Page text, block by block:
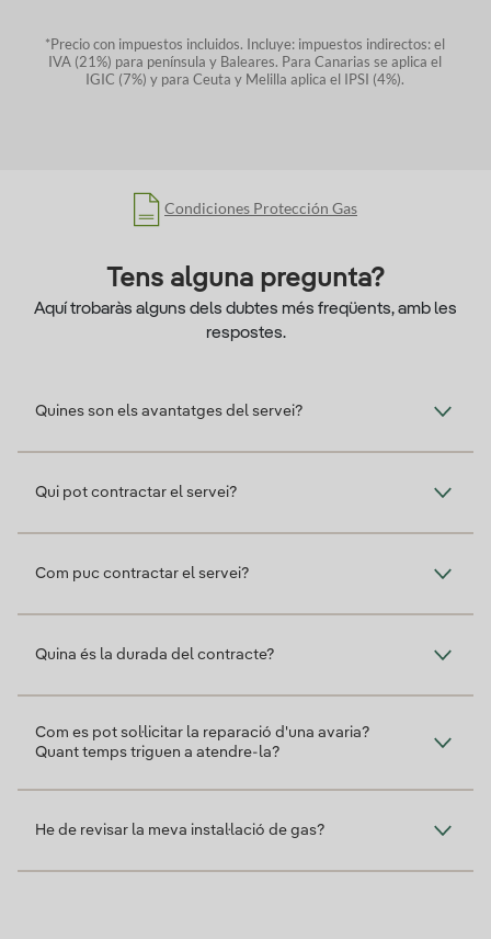
*Precio con impuestos incluidos. Incluye: impuestos indirectos: el
IVA (21%) para península y Baleares. Para Canarias se aplica el
IGIC (7%) y para Ceuta y Melilla aplica el IPSI (4%).
Condiciones Protección Gas
Tens alguna pregunta?
Aquí trobaràs alguns dels dubtes més freqüents, amb les
respostes.
Quines son els avantatges del servei?
Qui pot contractar el servei?
Com puc contractar el servei?
Quina és la durada del contracte?
Com es pot sol·licitar la reparació d'una avaria?
Quant temps triguen a atendre-la?
He de revisar la meva instal·lació de gas?